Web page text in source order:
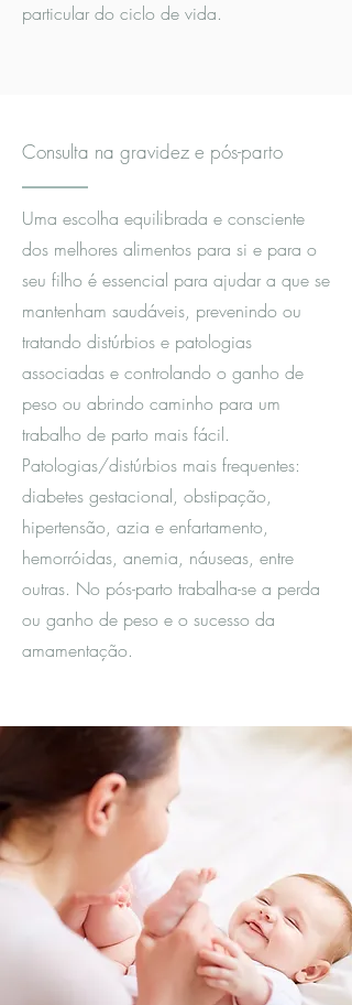
particular do ciclo de vida.
Consulta na gravidez e pós-parto
Uma escolha equilibrada e consciente
dos melhores alimentos para si e para o
seu filho é essencial para ajudar a que se
mantenham saudáveis, prevenindo ou
tratando distúrbios e patologias
associadas e controlando o ganho de
peso ou abrindo caminho para um
trabalho de parto mais fácil.
Patologias/distúrbios mais frequentes:
diabetes gestacional, obstipação,
hipertensão, azia e enfartamento,
hemorróidas, anemia, náuseas, entre
outras. No pós-parto trabalha-se a perda
ou ganho de peso e o sucesso da
amamentação.